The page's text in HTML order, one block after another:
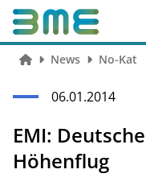
News No-Kat
06.01.2014
EMI:
Höhenflug